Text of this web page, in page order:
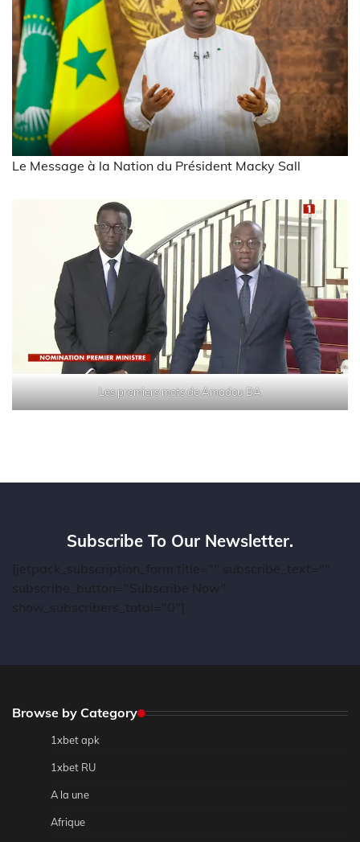
Le Message à la Nation du Président Macky Sall
Les premiers mots de Amadou BA
Subscribe To Our Newsletter.
[jetpack_subscription_form title="" subscribe_text=""
subscribe_button="Subscribe Now"
show_subscribers_total="0"]
Browse by Category
1xbet apk
1xbet RU
A la une
Afrique